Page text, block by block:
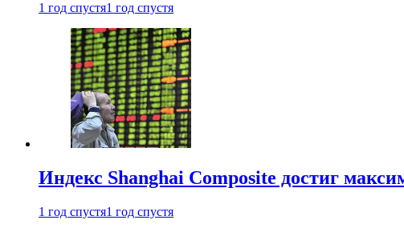
1 год спустя1 год спустя
Индекс Shanghai Composite достиг
1 год спустя1 год спустя